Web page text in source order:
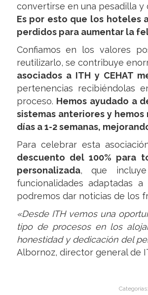
convertirse en una pesadilla y
Es por esto que los hoteles
perdidos para aumentar la
Confiamos en los valores
reutilizarlo, se contribuye
asociados a ITH y CEHAT
pertenencias recibiéndolas
proceso. Hemos ayudado a
sistemas anteriores y
días a 1-2 semanas,
Para celebrar esta
descuento del 100% para
personalizada, que
funcionalidades adaptadas
podremos dar noticias de los
«Desde ITH vemos una
tipo de procesos en los
honestidad y dedicación del
Albornoz, director general de
Categorías: